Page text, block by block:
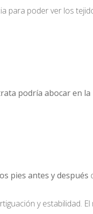
para poder ver los
podría abocar en
pies antes y después
y estabilidad. El